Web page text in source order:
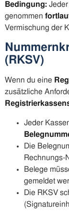
Bedingung:
genommen
Vermischung der
(RKSV)
Wenn du eine
zusätzliche
Jeder
Die
Rechnungs-
Belege
gemeldet
Die RKSV